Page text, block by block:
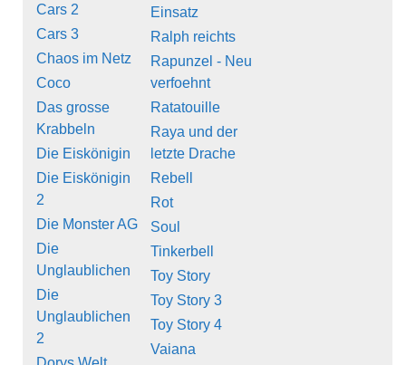
Cars 2
Cars 3
Chaos im Netz
Coco
Das grosse
Krabbeln
Die Eiskönigin
Die Eiskönigin
2
Die Monster AG
Die
Unglaublichen
Die
Unglaublichen
2
Einsatz
Ralph reichts
Rapunzel - Neu
verfoehnt
Ratatouille
Raya und der
letzte Drache
Rebell
Rot
Soul
Tinkerbell
Toy Story
Toy Story 3
Toy Story 4
Vaiana